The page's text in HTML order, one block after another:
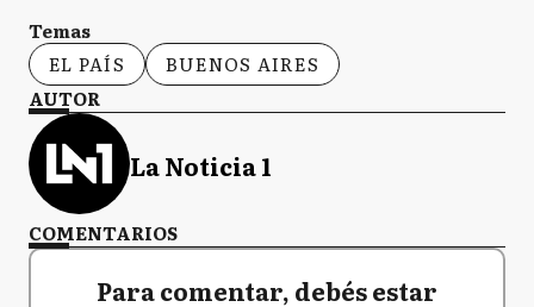
Temas
EL PAÍS
BUENOS AIRES
AUTOR
La Noticia 1
COMENTARIOS
Para comentar, debés estar